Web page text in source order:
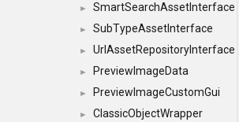
► SmartSearchAssetInterface
► SubTypeAssetInterface
► UrlAssetRepositoryInterface
► PreviewImageData
► PreviewImageCustomGui
► ClassicObjectWrapper